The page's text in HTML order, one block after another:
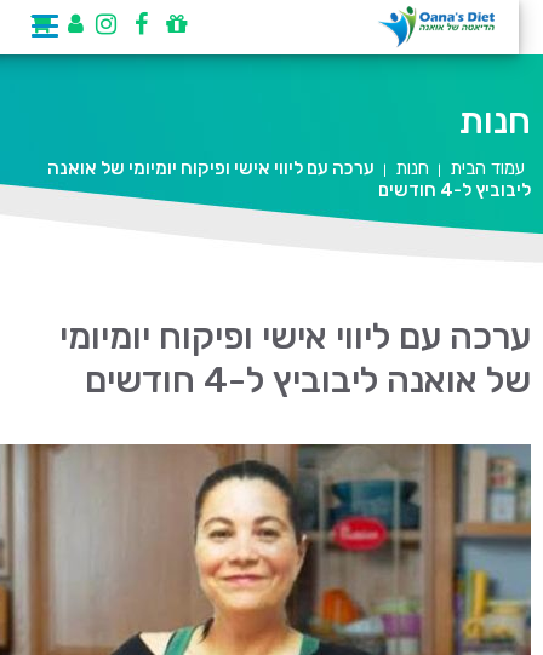
חנות
עמוד הבית | חנות |
ערכה עם ליווי אישי ופיקוח יומיומי של אואנה
ליבוביץ ל-4 חודשים
ערכה עם ליווי אישי ופיקוח יומיומי
של אואנה ליבוביץ ל-4 חודשים